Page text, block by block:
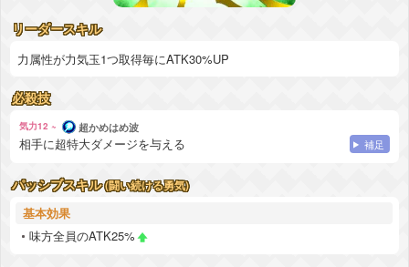
リーダースキル
力属性が力気玉1つ取得毎にATK30%UP
必殺技
気力12 ~ 超かめはめ波
相手に超特大ダメージを与える 補足
パッシブスキル (闘い続ける勇気)
基本効果
味方全員のATK25%